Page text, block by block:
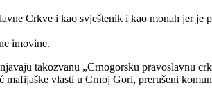
Crkve i kao svještenik i kao monah jer je
imovine.
takozvanu „Crnogorsku pravoslavnu
vlasti u Crnoj Gori, prerušeni